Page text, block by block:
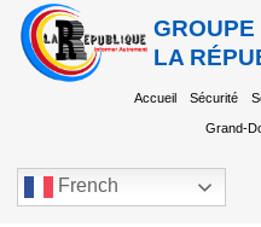
GROUPE
LA
Accueil Sécurité
Grand-
French